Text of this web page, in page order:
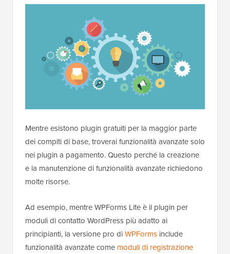
Mentre esistono plugin gratuiti per la maggior parte
dei compiti di base, troverai funzionalità avanzate solo
nei plugin a pagamento. Questo perché la creazione
e la manutenzione di funzionalità avanzate richiedono
molte risorse.
Ad esempio, mentre WPForms Lite è il plugin per
moduli di contatto WordPress più adatto ai
principianti, la versione pro diWPForms include
funzionalità avanzate come moduli di registrazione